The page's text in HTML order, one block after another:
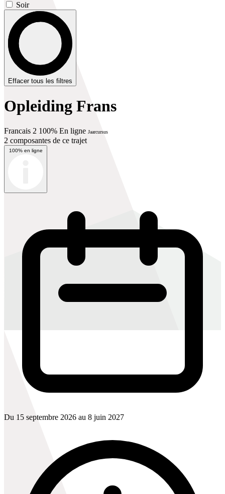
Soir
Effacer tous les filtres
Opleiding Frans
Francais 2 100% En ligne Jaarcursus
2 composantes de ce trajet
100% en ligne
Du 15 septembre 2026 au 8 juin 2027